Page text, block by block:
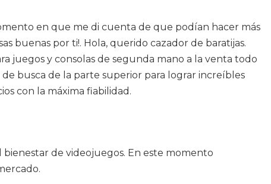
en que me di cuenta de que podían hacer más
buenas por ti!. Hola, querido cazador de baratijas.
juegos y consolas de segunda mano a la venta todo
busca de la parte superior para lograr increíbles
con la máxima fiabilidad.
bienestar de videojuegos. En este momento